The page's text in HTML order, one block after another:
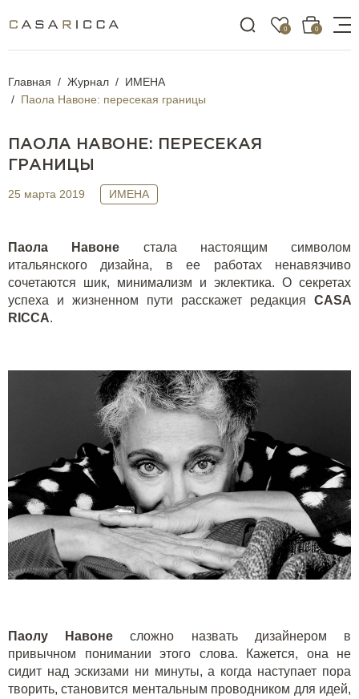
0 0
Главная Журнал
ИМЕНА
Паола Навоне: пересекая границы
ПАОЛА НАВОНЕ: ПЕРЕСЕКАЯ
ГРАНИЦЫ
25 марта 2019 ИМЕНА
Паола Навоне стала настоящим символом
итальянского дизайна, в ее работах ненавязчиво
сочетаются шик, минимализм и эклектика. О секретах
успеха и жизненном пути расскажет редакция CASA
RICCA.
Паолу Навоне сложно назвать дизайнером в
привычном понимании этого слова. Кажется, она не
сидит над эскизами ни минуты, а когда наступает пора
творить, становится ментальным проводником для идей,